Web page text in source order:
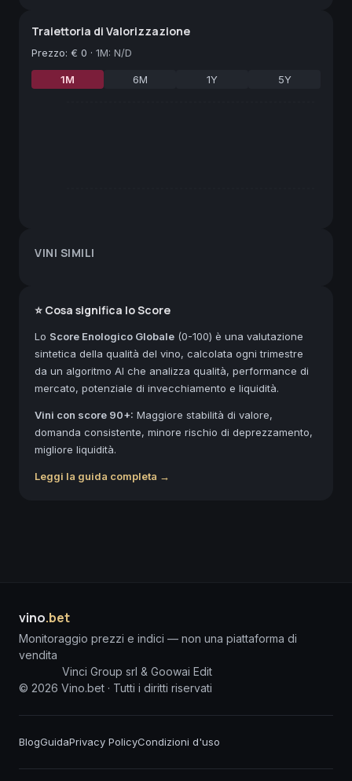
Traiettoria di Valorizzazione
Prezzo: € 0 · 1M: N/D
1M 6M 1Y 5Y
VINI SIMILI
⭐ Cosa significa lo Score
Lo Score Enologico Globale (0-100) è una valutazione
sintetica della qualità del vino, calcolata ogni trimestre
da un algoritmo AI che analizza qualità, performance di
mercato, potenziale di invecchiamento e liquidità.
Vini con score 90+: Maggiore stabilità di valore,
domanda consistente, minore rischio di deprezzamento,
migliore liquidità.
Leggi la guida completa →
vino.bet
Monitoraggio prezzi e indici — non una piattaforma di
vendita
Vinci Group srl & Goowai Edit
© 2026 Vino.bet · Tutti i diritti riservati
BlogGuidaPrivacy PolicyCondizioni d'uso